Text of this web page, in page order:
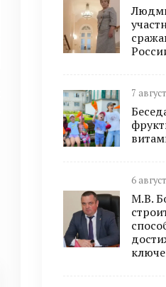
7
6
М.В.